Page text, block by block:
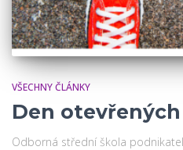
VŠECHNY ČLÁNKY
Den
Odborná střední škola